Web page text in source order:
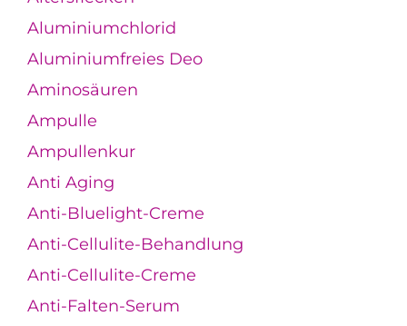
Aluminiumchlorid
Aluminiumfreies Deo
Aminosäuren
Ampulle
Ampullenkur
Anti Aging
Anti-Bluelight-Creme
Anti-Cellulite-Behandlung
Anti-Cellulite-Creme
Anti-Falten-Serum